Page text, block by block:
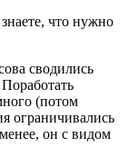
что нужно
а сводились
(потом
ограничивались
он с видом